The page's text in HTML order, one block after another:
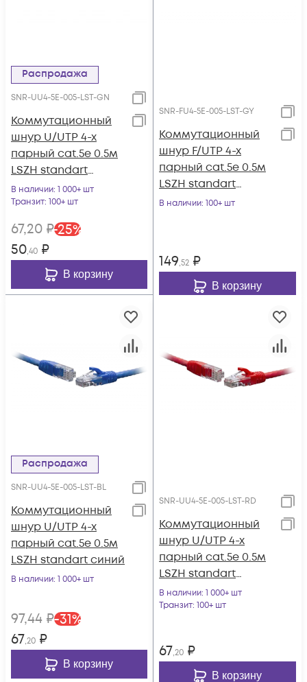
Распродажа
SNR-UU4-5E-005-LST-GN
Коммутационный
шнур U/UTP 4-х
парный cat.5e 0.5м
LSZH standart
зеленый
В наличии: 1 000+ шт
Транзит: 100+ шт
67,20 ₽-25%
50,40 ₽
В корзину
SNR-FU4-5E-005-LST-GY
Коммутационный
шнур F/UTP 4-х
парный cat.5e 0.5м
LSZH standart
серый
В наличии: 100+ шт
149,52 ₽
В корзину
Распродажа
SNR-UU4-5E-005-LST-BL
Коммутационный
шнур U/UTP 4-х
парный cat.5e 0.5м
LSZH standart синий
В наличии: 1 000+ шт
97,44 ₽-31%
67,20 ₽
В корзину
SNR-UU4-5E-005-LST-RD
Коммутационный
шнур U/UTP 4-х
парный cat.5e 0.5м
LSZH standart
красный
В наличии: 1 000+ шт
Транзит: 100+ шт
67,20 ₽
В корзину